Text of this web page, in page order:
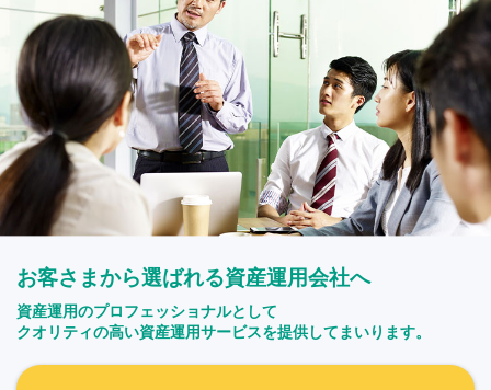
お客さまから選ばれる資産運用会社へ
資産運用のプロフェッショナルとして
クオリティの高い資産運用サービスを提供してまいります。